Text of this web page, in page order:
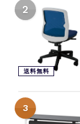
2
送料無料
3